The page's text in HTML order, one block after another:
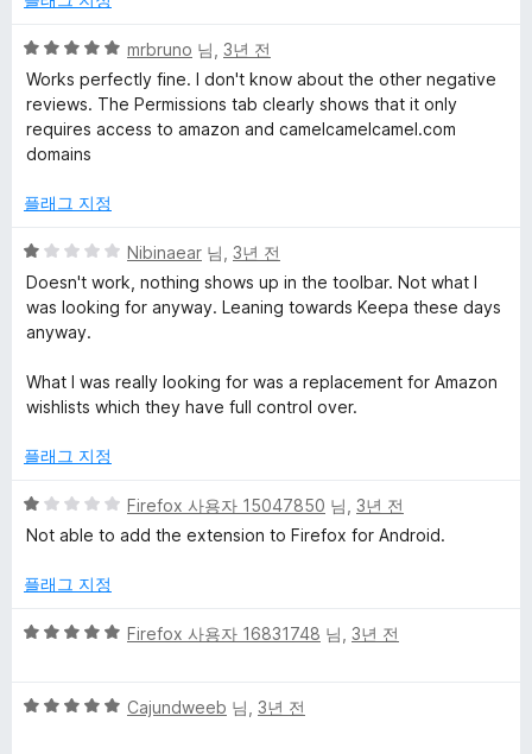
5
점
만
점
에
점
mrbruno 님, 3년 전
Works perfectly fine. I don't know about the other negative
reviews. The Permissions tab clearly shows that it only
requires access to amazon and camelcamelcamel.com
domains
플래그 지정
5
점
만
점
1
점
Nibinaear 님, 3년 전
Doesn't work, nothing shows up in the toolbar. Not what I
was looking for anyway. Leaning towards Keepa these days
anyway.
What I was really looking for was a replacement for Amazon
wishlists which they have full control over.
플래그 지정
5
점
점
1
Firefox 사용자 15047850 님, 3년 전
Not able to add the extension to Firefox for Android.
플래그 지정
5
점
Firefox 사용자 16831748 님, 3년 전
5
Cajundweeb 님, 3년 전